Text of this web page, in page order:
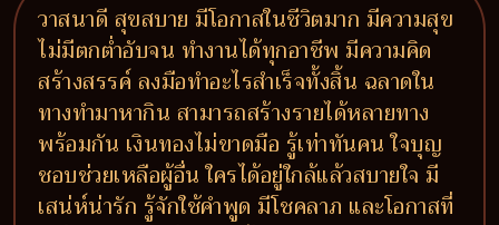
วาสนาดี สุขสบาย มีโอกาสในชีวิตมาก มีความสุข
ไม่มีตกต่ำอับจน ทำงานได้ทุกอาชีพ มีความคิด
สร้างสรรค์ ลงมือทำอะไรสำเร็จทั้งสิ้น ฉลาดใน
ทางทำมาหากิน สามารถสร้างรายได้หลายทาง
พร้อมกัน เงินทองไม่ขาดมือ รู้เท่าทันคน ใจบุญ
ชอบช่วยเหลือผู้อื่น ใครได้อยู่ใกล้แล้วสบายใจ มี
เสน่ห์น่ารัก รู้จักใช้คำพูด มีโชคลาภ และโอกาสที่